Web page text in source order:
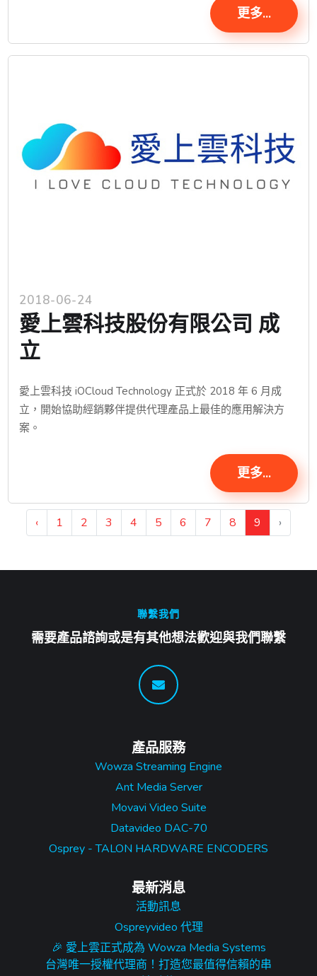
更多...
2018-06-24
愛上雲科技股份有限公司 成
立
愛上雲科技 iOCloud Technology 正式於 2018 年 6 月成
立，開始協助經銷夥伴提供代理產品上最佳的應用解決方
案。
更多...
‹ 1 2 3 4 5 6 7 8 9 ›
聯繫我們
需要產品諮詢或是有其他想法歡迎與我們聯繫
產品服務
Wowza Streaming Engine
Ant Media Server
Movavi Video Suite
Datavideo DAC-70
Osprey - TALON HARDWARE ENCODERS
最新消息
活動訊息
Ospreyvideo 代理
🎉 愛上雲正式成為 Wowza Media Systems
台灣唯一授權代理商！打造您最值得信賴的串